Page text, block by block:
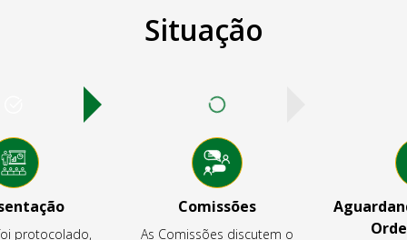
Situação
protocolado,
Comissões
As Comissões discutem o